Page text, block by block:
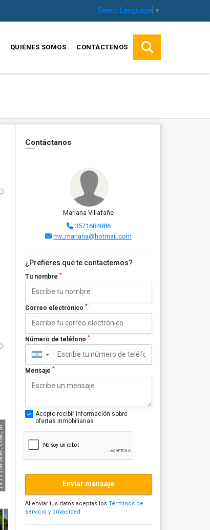
Select Language ▼
QUIÉNES SOMOS CONTÁCTENOS
Contáctanos
Mariana Villafañe
3571684886
mv_mariana@hotmail.com
¿Prefieres que te contactemos?
Tu nombre *
Correo electrónico *
Número de teléfono *
▼
Mensaje *
Acepto recibir información sobre
ofertas inmobiliarias
Enviar mensaje
Al enviar tus datos aceptas los Términos de
servicio y privacidad